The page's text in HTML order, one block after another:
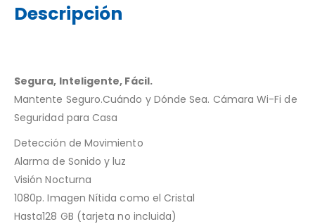
Descripción
Segura, Inteligente, Fácil.
Mantente Seguro.Cuándo y Dónde Sea. Cámara Wi-Fi de
Seguridad para Casa
Detección de Movimiento
Alarma de Sonido y luz
Visión Nocturna
1080p. Imagen Nítida como el Cristal
Hasta128 GB (tarjeta no incluida)